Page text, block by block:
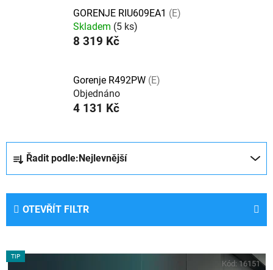
GORENJE RIU609EA1 (E)
Skladem (5 ks)
8 319 Kč
Gorenje R492PW (E)
Objednáno
4 131 Kč
e
í
r
Řadit podle: Nejlevnější
OTEVŘÍT FILTR
VTIP
Kód: 16151